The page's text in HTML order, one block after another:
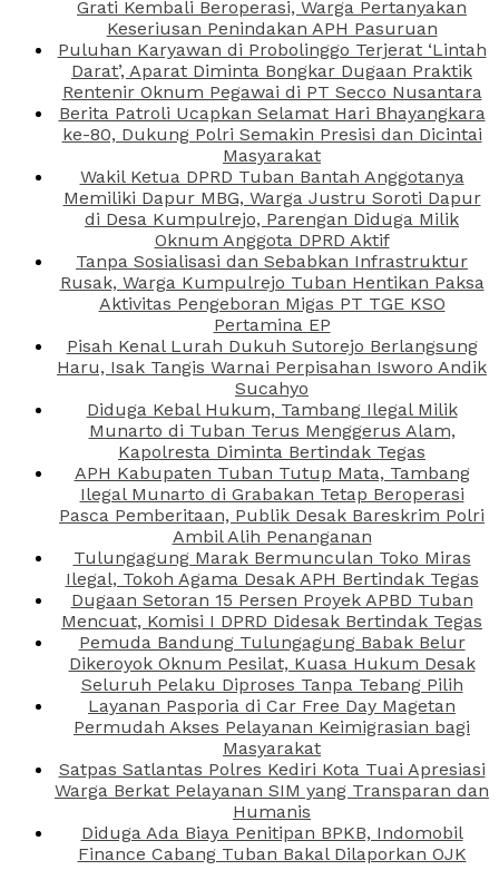
Grati Kembali Beroperasi, Warga Pertanyakan
Keseriusan Penindakan APH Pasuruan
Puluhan Karyawan di Probolinggo Terjerat ‘Lintah
Darat’, Aparat Diminta Bongkar Dugaan Praktik
Rentenir Oknum Pegawai di PT Secco Nusantara
Berita Patroli Ucapkan Selamat Hari Bhayangkara
ke-80, Dukung Polri Semakin Presisi dan Dicintai
Masyarakat
Wakil Ketua DPRD Tuban Bantah Anggotanya
Memiliki Dapur MBG, Warga Justru Soroti Dapur
di Desa Kumpulrejo, Parengan Diduga Milik
Oknum Anggota DPRD Aktif
Tanpa Sosialisasi dan Sebabkan Infrastruktur
Rusak, Warga Kumpulrejo Tuban Hentikan Paksa
Aktivitas Pengeboran Migas PT TGE KSO
Pertamina EP
Pisah Kenal Lurah Dukuh Sutorejo Berlangsung
Haru, Isak Tangis Warnai Perpisahan Isworo Andik
Sucahyo
Diduga Kebal Hukum, Tambang Ilegal Milik
Munarto di Tuban Terus Menggerus Alam,
Kapolresta Diminta Bertindak Tegas
APH Kabupaten Tuban Tutup Mata, Tambang
Ilegal Munarto di Grabakan Tetap Beroperasi
Pasca Pemberitaan, Publik Desak Bareskrim Polri
Ambil Alih Penanganan
Tulungagung Marak Bermunculan Toko Miras
Ilegal, Tokoh Agama Desak APH Bertindak Tegas
Dugaan Setoran 15 Persen Proyek APBD Tuban
Mencuat, Komisi I DPRD Didesak Bertindak Tegas
Pemuda Bandung Tulungagung Babak Belur
Dikeroyok Oknum Pesilat, Kuasa Hukum Desak
Seluruh Pelaku Diproses Tanpa Tebang Pilih
Layanan Pasporia di Car Free Day Magetan
Permudah Akses Pelayanan Keimigrasian bagi
Masyarakat
Satpas Satlantas Polres Kediri Kota Tuai Apresiasi
Warga Berkat Pelayanan SIM yang Transparan dan
Humanis
Diduga Ada Biaya Penitipan BPKB, Indomobil
Finance Cabang Tuban Bakal Dilaporkan OJK